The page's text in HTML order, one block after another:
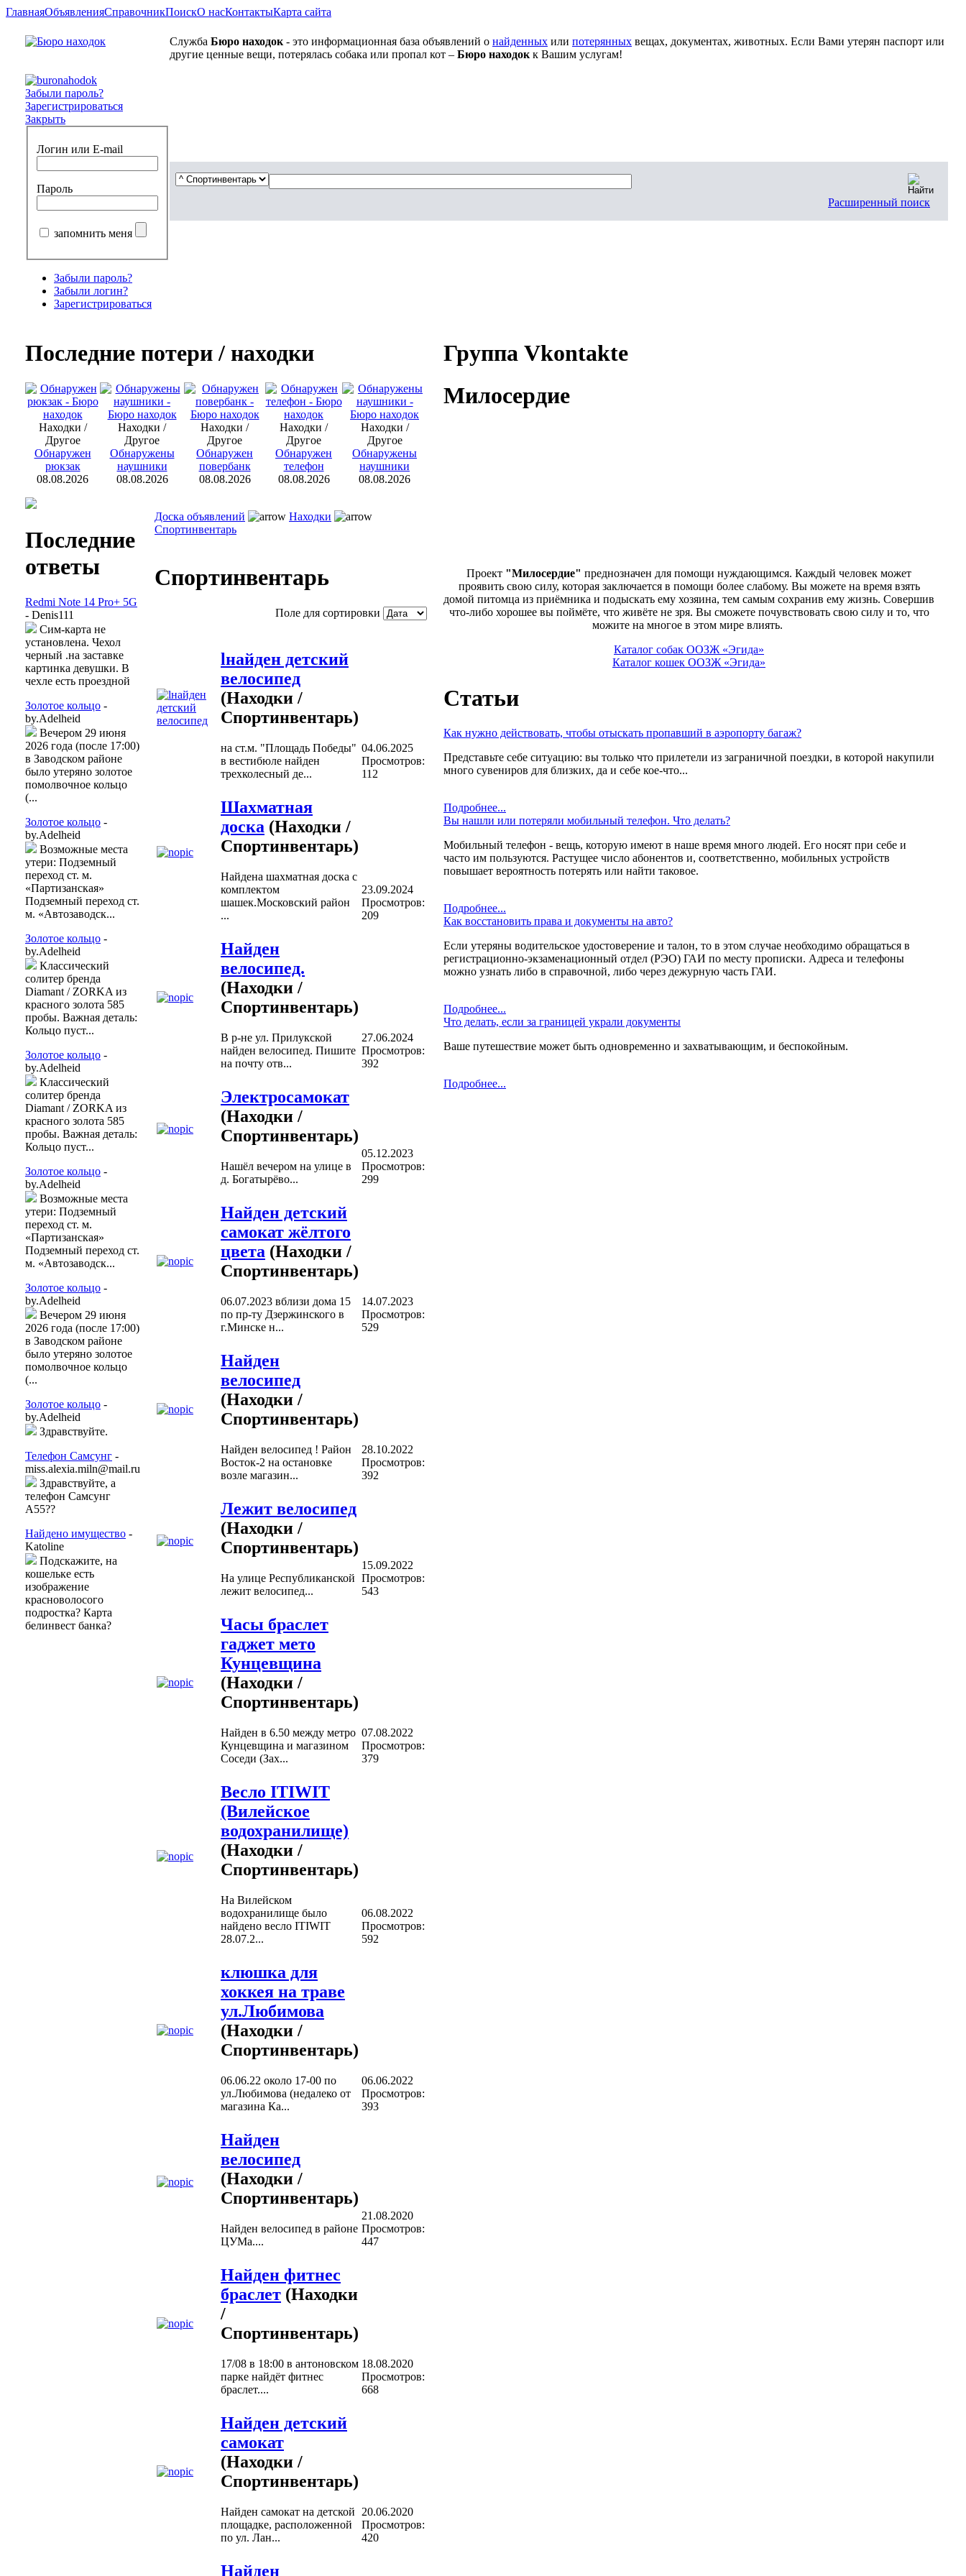
ГлавнаяОбъявленияСправочникПоискО насКонтактыКарта сайта
Служба Бюро находок - это информационная база объявлений о найденных или потерянных вещах, документах, животных. Если Вами утерян паспорт или
другие ценные вещи, потерялась собака или пропал кот – Бюро находок к Вашим услугам!
Забыли пароль?
Зарегистрироваться
Закрыть
Логин или E-mail
Пароль
запомнить меня
Забыли пароль?
Забыли логин?
Зарегистрироваться
Расширенный поиск
Последние потери / находки
Находки /
Другое
Обнаружен
рюкзак
08.08.2026
Находки /
Другое
Обнаружены
наушники
08.08.2026
Находки /
Другое
Обнаружен
повербанк
08.08.2026
Находки /
Другое
Обнаружен
телефон
08.08.2026
Находки /
Другое
Обнаружены
наушники
08.08.2026
Последние
ответы
Redmi Note 14 Pro+ 5G
- Denis111
Сим-карта не
установлена. Чехол
черный .на заставке
картинка девушки. В
чехле есть проездной
Золотое кольцо -
by.Adelheid
Вечером 29 июня
2026 года (после 17:00)
в Заводском районе
было утеряно золотое
помолвочное кольцо
(...
Золотое кольцо -
by.Adelheid
Возможные места
утери: Подземный
переход ст. м.
«Партизанская»
Подземный переход ст.
м. «Автозаводск...
Золотое кольцо -
by.Adelheid
Классический
солитер бренда
Diamant / ZORKA из
красного золота 585
пробы. Важная деталь:
Кольцо пуст...
Золотое кольцо -
by.Adelheid
Классический
солитер бренда
Diamant / ZORKA из
красного золота 585
пробы. Важная деталь:
Кольцо пуст...
Золотое кольцо -
by.Adelheid
Возможные места
утери: Подземный
переход ст. м.
«Партизанская»
Подземный переход ст.
м. «Автозаводск...
Золотое кольцо -
by.Adelheid
Вечером 29 июня
2026 года (после 17:00)
в Заводском районе
было утеряно золотое
помолвочное кольцо
(...
Золотое кольцо -
by.Adelheid
Здравствуйте.
Телефон Самсунг -
miss.alexia.miln@mail.ru
Здравствуйте, а
телефон Самсунг
А55??
Найдено имущество -
Katoline
Подскажите, на
кошельке есть
изображение
красноволосого
подростка? Карта
белинвест банка?
Доска объявлений
Находки
Спортинвентарь
Спортинвентарь
Поле для сортировки
lнайден детский
велосипед
(Находки /
Спортинвентарь)
на ст.м. "Площадь Победы"
в вестибюле найден
трехколесный де...
04.06.2025
Просмотров:
112
Шахматная
доска (Находки /
Спортинвентарь)
Найдена шахматная доска с
комплектом
шашек.Московский район
...
23.09.2024
Просмотров:
209
Найден
велосипед.
(Находки /
Спортинвентарь)
В р-не ул. Прилукской
найден велосипед. Пишите
на почту отв...
27.06.2024
Просмотров:
392
Электросамокат
(Находки /
Спортинвентарь)
Нашёл вечером на улице в
д. Богатырёво...
05.12.2023
Просмотров:
299
Найден детский
самокат жёлтого
цвета (Находки /
Спортинвентарь)
06.07.2023 вблизи дома 15
по пр-ту Дзержинского в
г.Минске н...
14.07.2023
Просмотров:
529
Найден
велосипед
(Находки /
Спортинвентарь)
Найден велосипед ! Район
Восток-2 на остановке
возле магазин...
28.10.2022
Просмотров:
392
Лежит велосипед
(Находки /
Спортинвентарь)
На улице Республиканской
лежит велосипед...
15.09.2022
Просмотров:
543
Часы браслет
гаджет мето
Кунцевщина
(Находки /
Спортинвентарь)
Найден в 6.50 между метро
Кунцевщина и магазином
Соседи (Зах...
07.08.2022
Просмотров:
379
Весло ITIWIT
(Вилейское
водохранилище)
(Находки /
Спортинвентарь)
На Вилейском
водохранилище было
найдено весло ITIWIT
28.07.2...
06.08.2022
Просмотров:
592
клюшка для
хоккея на траве
ул.Любимова
(Находки /
Спортинвентарь)
06.06.22 около 17-00 по
ул.Любимова (недалеко от
магазина Ка...
06.06.2022
Просмотров:
393
Найден
велосипед
(Находки /
Спортинвентарь)
Найден велосипед в районе
ЦУМа....
21.08.2020
Просмотров:
447
Найден фитнес
браслет (Находки
/
Спортинвентарь)
17/08 в 18:00 в антоновском
парке найдёт фитнес
браслет....
18.08.2020
Просмотров:
668
Найден детский
самокат
(Находки /
Спортинвентарь)
Найден самокат на детской
площадке, расположенной
по ул. Лан...
20.06.2020
Просмотров:
420
Найден
Группа Vkontakte
Милосердие
Проект "Милосердие" преднозначен для помощи нуждающимся. Каждый человек может
проявить свою силу, которая заключается в помощи более слабому. Вы можете на время взять
домой питомца из приёмника и подыскать ему хозяина, тем самым сохранив ему жизнь. Совершив
что-либо хорошее вы поймёте, что живёте не зря. Вы сможете почувствовать свою силу и то, что
можите на многое в этом мире влиять.
Каталог собак ООЗЖ «Эгида»
Каталог кошек ООЗЖ «Эгида»
Статьи
Как нужно действовать, чтобы отыскать пропавший в аэропорту багаж?
Представьте себе ситуацию: вы только что прилетели из заграничной поездки, в которой накупили
много сувениров для близких, да и себе кое-что...
Подробнее...
Вы нашли или потеряли мобильный телефон. Что делать?
Мобильный телефон - вещь, которую имеют в наше время много людей. Его носят при себе и
часто им пользуются. Растущее число абонентов и, соответственно, мобильных устройств
повышает вероятность потерять или найти таковое.
Подробнее...
Как восстановить права и документы на авто?
Если утеряны водительское удостоверение и талон, то в этом случае необходимо обращаться в
регистрационно-экзаменационный отдел (РЭО) ГАИ по месту прописки. Адреса и телефоны
можно узнать либо в справочной, либо через дежурную часть ГАИ.
Подробнее...
Что делать, если за границей украли документы
Ваше путешествие может быть одновременно и захватывающим, и беспокойным.
Подробнее...